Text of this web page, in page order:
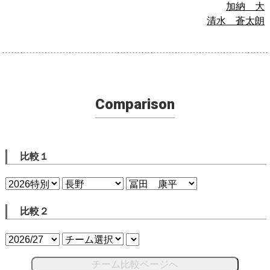
加納 大
清水 蒼太朗
Comparison
比較１
比較２
チーム比較ページへ